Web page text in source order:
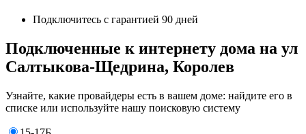
Подключитесь с гарантией 90 дней
Подключенные к интернету дома на ул
Салтыкова-Щедрина, Королев
Узнайте, какие провайдеры есть в вашем доме: найдите его в
списке или используйте нашу поисковую систему